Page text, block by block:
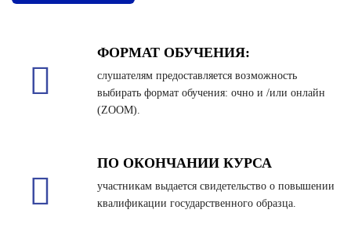
ФОРМАТ ОБУЧЕНИЯ:
слушателям предоставляется возможность
выбирать формат обучения: очно и /или онлайн
(ZOOM).
ПО ОКОНЧАНИИ КУРСА
участникам выдается свидетельство о повышении
квалификации государственного образца.